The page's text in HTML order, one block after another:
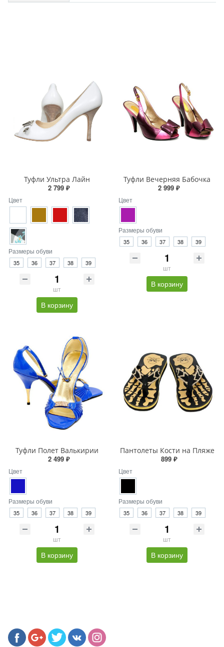
Туфли Ультра Лайн
2 799 ₽
Цвет
Размеры обуви
35 36 37 38 39
шт
В корзину
Туфли Вечерняя Бабочка
2 999 ₽
Цвет
Размеры обуви
35 36 37 38 39
шт
В корзину
Туфли Полет Валькирии
2 499 ₽
Цвет
Размеры обуви
35 36 37 38 39
шт
В корзину
Пантолеты Кости на Пляже
899 ₽
Цвет
Размеры обуви
35 36 37 38 39
шт
В корзину